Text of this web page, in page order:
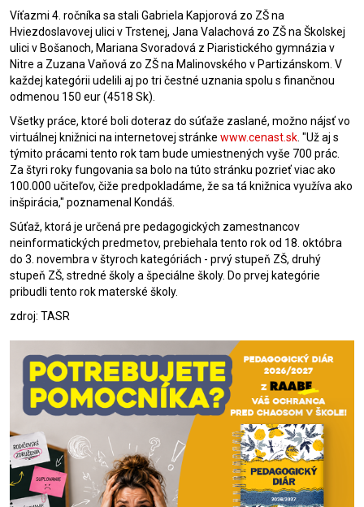
Víťazmi 4. ročníka sa stali Gabriela Kapjorová zo ZŠ na
Hviezdoslavovej ulici v Trstenej, Jana Valachová zo ZŠ na Školskej
ulici v Bošanoch, Mariana Svoradová z Piaristického gymnázia v
Nitre a Zuzana Vaňová zo ZŠ na Malinovského v Partizánskom. V
každej kategórii udelili aj po tri čestné uznania spolu s finančnou
odmenou 150 eur (4518 Sk).
Všetky práce, ktoré boli doteraz do súťaže zaslané, možno nájsť vo
virtuálnej knižnici na internetovej stránke www.cenast.sk . "Už aj s
týmito prácami tento rok tam bude umiestnených vyše 700 prác.
Za štyri roky fungovania sa bolo na túto stránku pozrieť viac ako
100.000 učiteľov, čiže predpokladáme, že sa tá knižnica využíva ako
inšpirácia," poznamenal Kondáš.
Súťaž, ktorá je určená pre pedagogických zamestnancov
neinformatických predmetov, prebiehala tento rok od 18. októbra
do 3. novembra v štyroch kategóriách - prvý stupeň ZŠ, druhý
stupeň ZŠ, stredné školy a špeciálne školy. Do prvej kategórie
pribudli tento rok materské školy.
zdroj: TASR